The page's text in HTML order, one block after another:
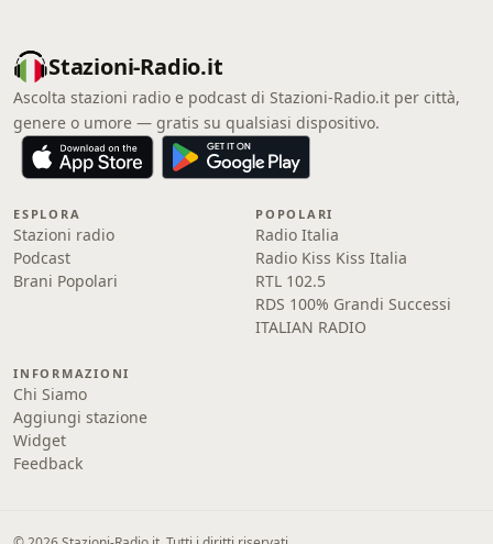
Stazioni-Radio.it
Ascolta stazioni radio e podcast di Stazioni-Radio.it per città,
genere o umore — gratis su qualsiasi dispositivo.
ESPLORA
Stazioni radio
Podcast
Brani Popolari
POPOLARI
Radio Italia
Radio Kiss Kiss Italia
RTL 102.5
RDS 100% Grandi Successi
ITALIAN RADIO
INFORMAZIONI
Chi Siamo
Aggiungi stazione
Widget
Feedback